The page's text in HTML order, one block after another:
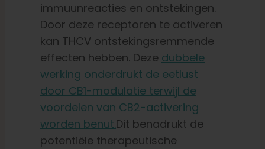
immuunreacties en ontstekingen.
Door deze receptoren te activeren
kan THCV ontstekingsremmende
effecten hebben. Deze dubbele
werking onderdrukt de eetlust
door CB1-modulatie terwijl de
voordelen van CB2-activering
worden benut.Dit benadrukt de
potentiële therapeutische